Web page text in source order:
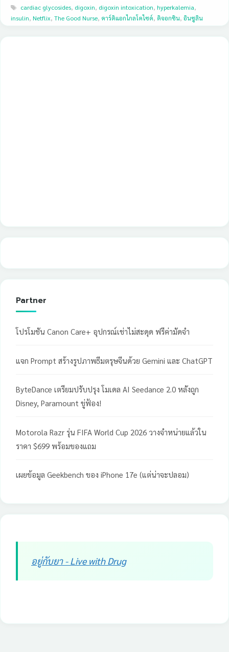
Tags
cardiac glycosides, digoxin, digoxin intoxication, hyperkalemia,
insulin, Netflix, The Good Nurse, คาร์ดิแอกไกลโคไซด์, ดิจอกซิน, อินซูลิน
Partner
โปรโมชัน Canon Care+ อุปกรณ์เช่าไม่สะดุด ฟรีค่ามัดจำ
แจก Prompt สร้างรูปภาพธีมตรุษจีนด้วย Gemini และ ChatGPT
ByteDance เตรียมปรับปรุง โมเดล AI Seedance 2.0 หลังถูก
Disney, Paramount ขู่ฟ้อง!
Motorola Razr รุ่น FIFA World Cup 2026 วางจำหน่ายแล้วใน
ราคา $699 พร้อมของแถม
เผยข้อมูล Geekbench ของ iPhone 17e (แต่น่าจะปลอม)
อยู่กับยา - Live with Drug